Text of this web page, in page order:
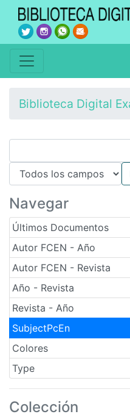
Biblioteca Digital
Navegar
Últimos Documentos
Autor FCEN - Año
Autor FCEN - Revista
Año - Revista
Revista - Año
SubjectPcEn
Colores
Type
Colección